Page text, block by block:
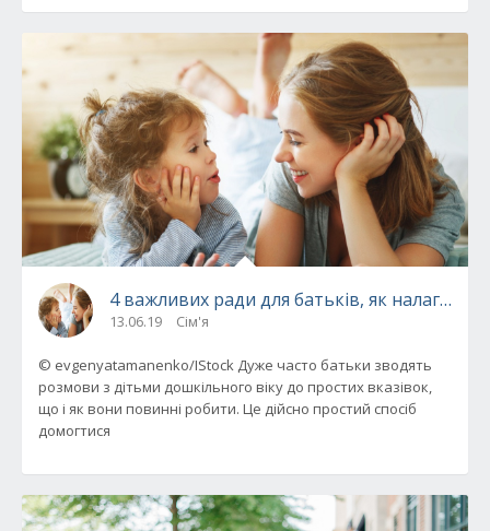
4 важливих ради для батьків, як
13.06.19 Сім'я
© evgenyatamanenko/IStock Дуже часто батьки зводять
розмови з дітьми дошкільного віку до простих вказівок,
що і як вони повинні робити. Це дійсно простий спосіб
домогтися